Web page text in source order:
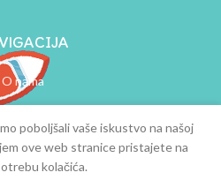
O nama
Kontakt
kupovine
za kupovinu
poboljšali vaše iskustvo na našoj
ove web stranice pristajete na
kolačića.